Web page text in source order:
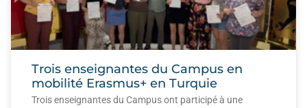
Trois enseignantes du Campus en
mobilité Erasmus+ en Turquie
Trois enseignantes du Campus ont participé à une